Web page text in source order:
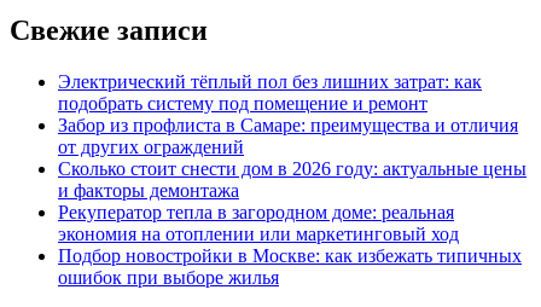
Свежие записи
Электрический тёплый пол без лишних затрат: как
подобрать систему под помещение и ремонт
Забор из профлиста в Самаре: преимущества и отличия
от других ограждений
Сколько стоит снести дом в 2026 году: актуальные цены
и факторы демонтажа
Рекуператор тепла в загородном доме: реальная
экономия на отоплении или маркетинговый ход
Подбор новостройки в Москве: как избежать типичных
ошибок при выборе жилья